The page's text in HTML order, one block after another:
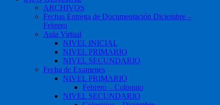
ARCHIVOS
Fechas Entrega de Documentación Diciembre –
Febrero
Aula Virtual
NIVEL INICIAL
NIVEL PRIMARIO
NIVEL SECUNDARIO
Fecha de Examenes
NIVEL PRIMARIO
Febrero – Coloquio
NIVEL SECUNDARIO